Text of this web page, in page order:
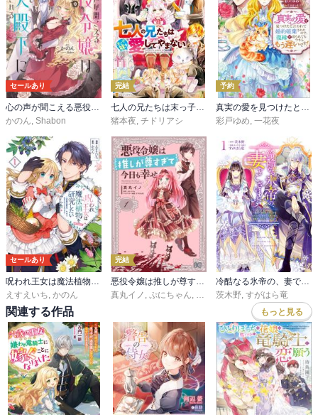
セールあり
心の声が聞こえる悪役令嬢は、今日も子犬殿下に翻弄される
かのん, Shabon
完結
七人の兄たちは末っ子妹を愛してやまない
猪本夜, チドリアシ
予約
真実の愛を見つけたと言われて婚約破棄されたので、復縁を迫られても今さらもう遅いです！
彩戸ゆめ, 一花夜
セールあり
えすえいち かのん
完結
真丸イノ ぷにちゃん すがはら竜
茨木野 すがはら竜
関連する作品 もっと見る